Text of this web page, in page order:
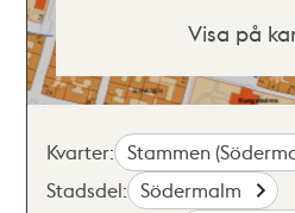
Visa på
Kvarter: Stammen
Stadsdel: Södermalm